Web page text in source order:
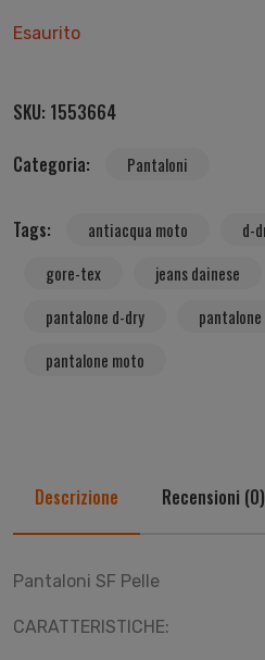
Esaurito
SKU: 1553664
Categoria:
Pantaloni
Tags: antiacqua moto d-
gore-tex
jeans dainese
pantalone d-dry
pantalone moto
Descrizione Recensioni (0)
Pantaloni SF Pelle
CARATTERISTICHE: